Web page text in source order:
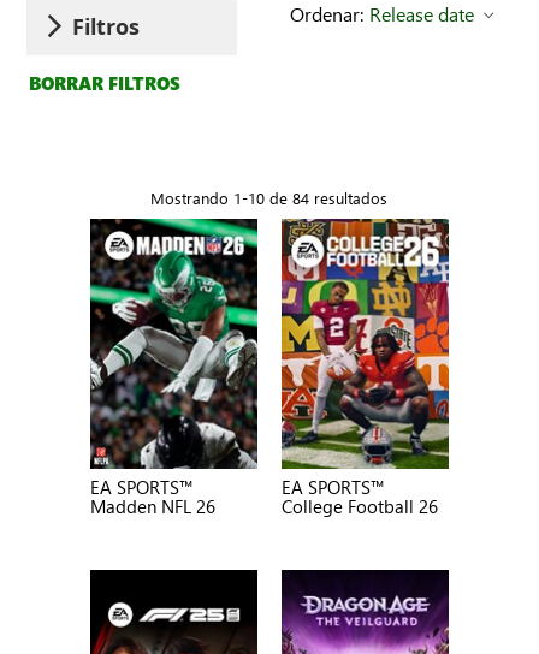
Filtros
Mostrando 1-10 de 84 resultados
BORRAR FILTROS
Ordenar: Release date
EA SPORTS™
Madden NFL 26
EA SPORTS™
College Football 26